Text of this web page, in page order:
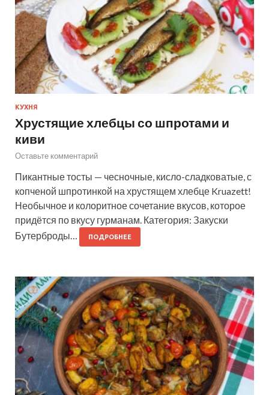
КУХНЯ
Хрустящие хлебцы со шпротами и
киви
Оставьте комментарий
Пикантные тосты — чесночные, кисло-сладковатые, с
копченой шпротинкой на хрустящем хлебце Kruazett!
Необычное и колоритное сочетание вкусов, которое
придётся по вкусу гурманам. Категория: Закуски
Бутерброды…
ПОДРОБНЕЕ